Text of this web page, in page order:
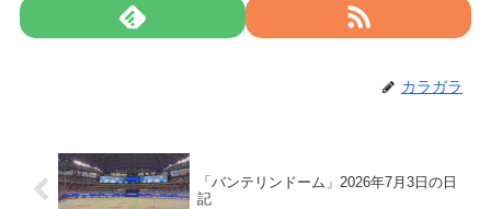
カラガラ
「バンテリンドーム」2026年7月3日の日
記